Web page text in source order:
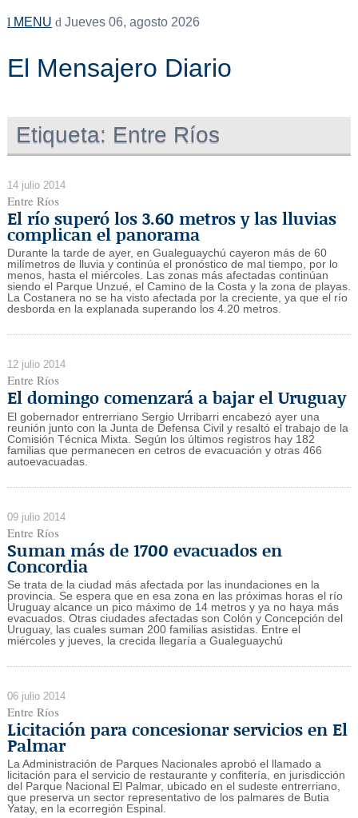
MENU Jueves 06, agosto 2026
El Mensajero Diario
Etiqueta: Entre Ríos
14 julio 2014
Entre Ríos
El río superó los 3.60 metros y las lluvias
complican el panorama
Durante la tarde de ayer, en Gualeguaychú cayeron más de 60
milímetros de lluvia y continúa el pronóstico de mal tiempo, por lo
menos, hasta el miércoles. Las zonas más afectadas continúan
siendo el Parque Unzué, el Camino de la Costa y la zona de playas.
La Costanera no se ha visto afectada por la creciente, ya que el río
desborda en la explanada superando los 4.20 metros.
12 julio 2014
Entre Ríos
El domingo comenzará a bajar el Uruguay
El gobernador entrerriano Sergio Urribarri encabezó ayer una
reunión junto con la Junta de Defensa Civil y resaltó el trabajo de la
Comisión Técnica Mixta. Según los últimos registros hay 182
familias que permanecen en cetros de evacuación y otras 466
autoevacuadas.
09 julio 2014
Entre Ríos
Suman más de 1700 evacuados en
Concordia
Se trata de la ciudad más afectada por las inundaciones en la
provincia. Se espera que en esa zona en las próximas horas el río
Uruguay alcance un pico máximo de 14 metros y ya no haya más
evacuados. Otras ciudades afectadas son Colón y Concepción del
Uruguay, las cuales suman 200 familias asistidas. Entre el
miércoles y jueves, la crecida llegaría a Gualeguaychú
06 julio 2014
Entre Ríos
Licitación para concesionar servicios en El
Palmar
La Administración de Parques Nacionales aprobó el llamado a
licitación para el servicio de restaurante y confitería, en jurisdicción
del Parque Nacional El Palmar, ubicado en el sudeste entrerriano,
que preserva un sector representativo de los palmares de Butia
Yatay, en la ecorregión Espinal.